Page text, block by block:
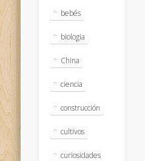
bebés
biologia
China
ciencia
construcción
cultivos
curiosidades